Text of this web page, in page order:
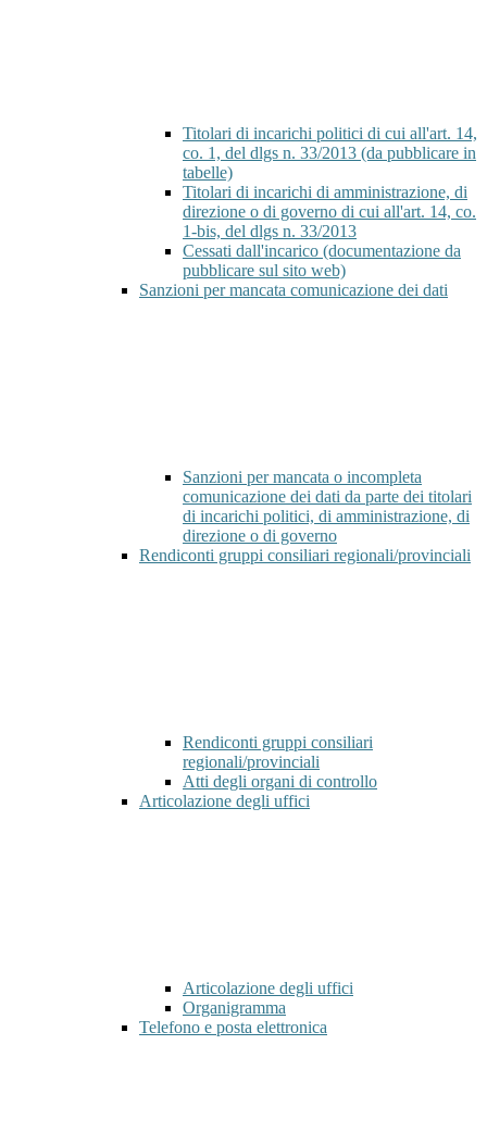
Titolari di incarichi politici di cui all'art. 14,
co. 1, del dlgs n. 33/2013 (da pubblicare in
tabelle)
Titolari di incarichi di amministrazione, di
direzione o di governo di cui all'art. 14, co.
1-bis, del dlgs n. 33/2013
Cessati dall'incarico (documentazione da
pubblicare sul sito web)
Sanzioni per mancata comunicazione dei dati
Sanzioni per mancata o incompleta
comunicazione dei dati da parte dei titolari
di incarichi politici, di amministrazione, di
direzione o di governo
Rendiconti gruppi consiliari regionali/provinciali
Rendiconti gruppi consiliari
regionali/provinciali
Atti degli organi di controllo
Articolazione degli uffici
Articolazione degli uffici
Organigramma
Telefono e posta elettronica